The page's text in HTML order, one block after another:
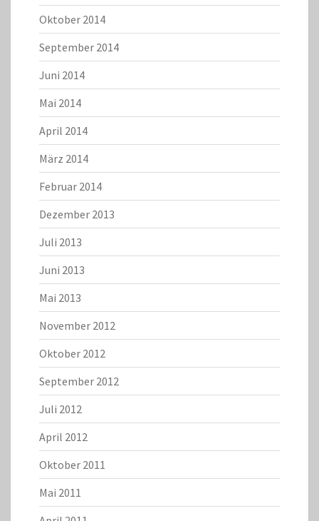
Oktober 2014
September 2014
Juni 2014
Mai 2014
April 2014
März 2014
Februar 2014
Dezember 2013
Juli 2013
Juni 2013
Mai 2013
November 2012
Oktober 2012
September 2012
Juli 2012
April 2012
Oktober 2011
Mai 2011